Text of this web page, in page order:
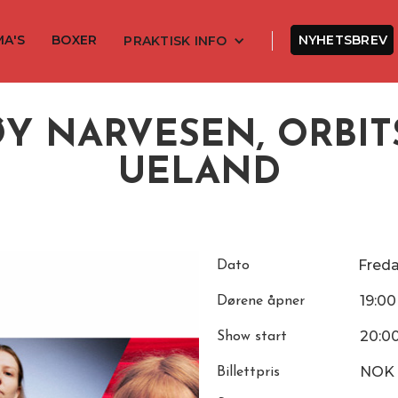
BOXER PRAKTISK INFO NYHETSBREV
NARVESEN,
UELAND
Dato
Dørene åpner 19:00
Show start
Billettpris